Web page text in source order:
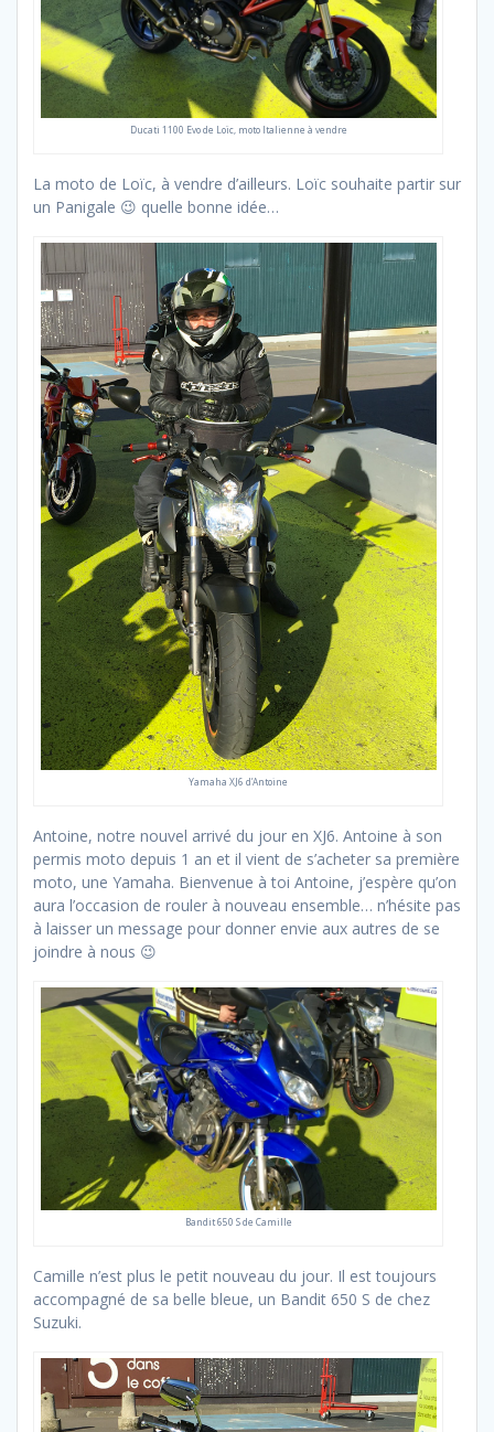
Ducati 1100 Evo de Loïc, moto Italienne à vendre
La moto de Loïc, à vendre d’ailleurs. Loïc souhaite partir sur
un Panigale 😉 quelle bonne idée…
Yamaha XJ6 d’Antoine
Antoine, notre nouvel arrivé du jour en XJ6. Antoine à son
permis moto depuis 1 an et il vient de s’acheter sa première
moto, une Yamaha. Bienvenue à toi Antoine, j’espère qu’on
aura l’occasion de rouler à nouveau ensemble… n’hésite pas
à laisser un message pour donner envie aux autres de se
joindre à nous 😉
Bandit 650 S de Camille
Camille n’est plus le petit nouveau du jour. Il est toujours
accompagné de sa belle bleue, un Bandit 650 S de chez
Suzuki.